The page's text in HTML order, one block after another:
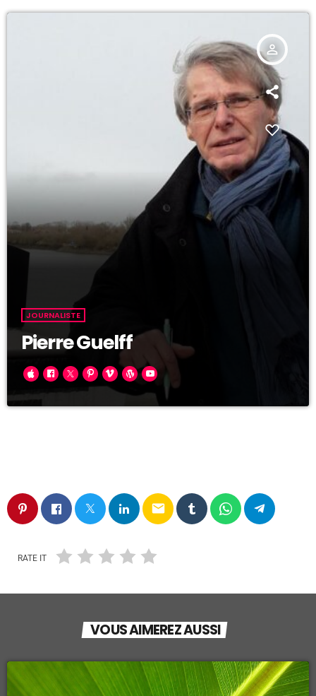
person_outline
JOURNALISTE
Pierre Guelff
email
RATE IT
VOUS AIMEREZ AUSSI